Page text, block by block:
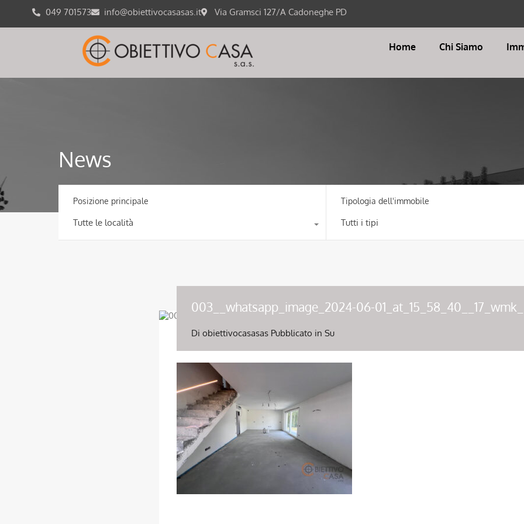
049 701573 info@obiettivocasasas.it Via Gramsci 127/A Cadoneghe PD
Home Chi Siamo
News
Posizione principale
Tutte le località
Tipologia dell'immobile
Tutti i tipi
003__whatsapp_image_2024-06-
Di obiettivocasasasPubblicato in Su